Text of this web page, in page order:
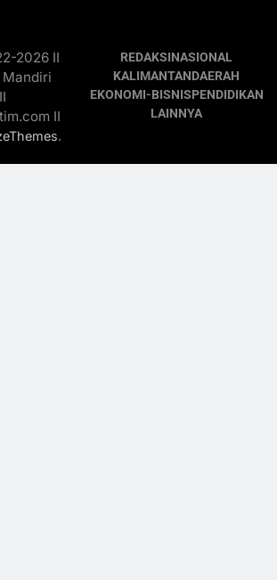
2026 II
Mandiri
II
.
REDAKSINASIONAL
KALIMANTANDAERAH
EKONOMI-BISNISPENDIDIKAN
LAINNYA